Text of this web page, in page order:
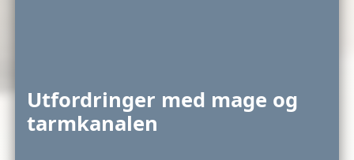
Utfordringer med mage og
tarmkanalen